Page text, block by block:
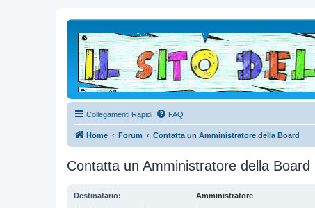
Collegamenti Rapidi FAQ
Home Forum Contatta un Amministratore della Board
Contatta un Amministratore della Board
Destinatario: Amministratore